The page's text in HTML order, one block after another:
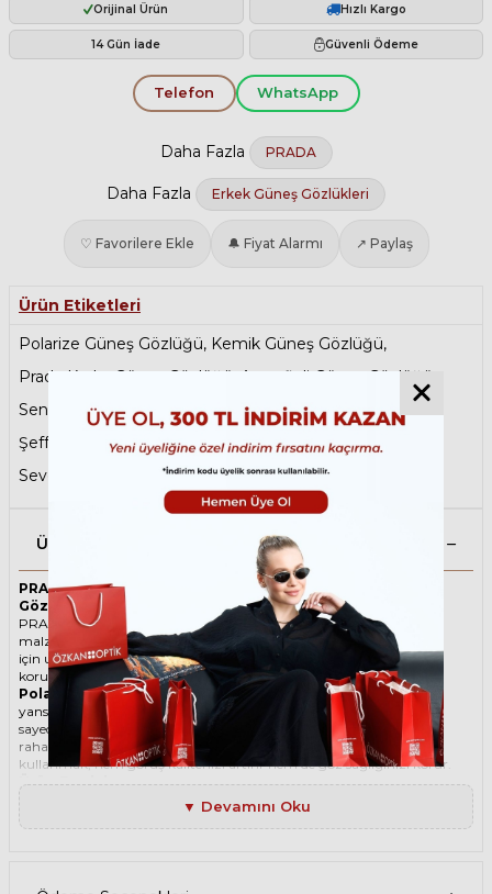
Orijinal Ürün Hızlı Kargo
14 Gün İade Güvenli Ödeme
Telefon WhatsApp
Daha Fazla PRADA
Daha Fazla Erkek Güneş Gözlükleri
♡ Favorilere Ekle 🔔 Fiyat Alarmı ↗ Paylaş
Ürün Etiketleri
Polarize Güneş Gözlüğü, Kemik Güneş Gözlüğü,
Prada Kadın Güneş Gözlüğü,Antrefleli Güneş Gözlüğü
Sene Sonu Fırsatları ,Prada Erkek Güneş Gözlüğü,
Şeffaf Güneş Gözlüğü,Oval Güneş Gözlüğü,
Sevgililer Gününe Özel,Babalar Günü
Ürün Açıklaması
PRADA 17YS 2AZ04D 49 Polarize Şeffaf Unisex Güneş
Gözlüğü
PRADA ikonik Oval Asetat güneş gözlüğü, tarzı ve kaliteli
malzemesi ile göz alıcı bir aksesuar. Hem erkekler hem de kadınlar
için uygun olan bu güneş gözlüğü, güneşin zararlı ışınlarından
korunmanızı sağlarken, stilinizi de yansıtır.
Polarize güneş gözlüğü , güneş ışınlarının yatay yüzeylerden
yansımasını engelleyen özel bir filtre içeren bir gözlük türüdür. Bu
sayede, gözlerinizin parlama, yansıma, kamaşma gibi
rahatsızlıklardan korunmasını sağlar. Polarize güneş gözlüğü
kullanmak, hem görüş kalitenizi artırır hem de göz sağlığınızı korur.
Ürün Faydaları
• PRADA 17YS 2AZ04D 49 Polarize Şeffaf Unisex güneş gözlüğü,
yüksek kaliteli Asetat çerçeveye ve Kristal lense sahiptir. Bu
malzemeler, güneş gözlüğünüzün uzun ömürlü, dayanıklı ve
%100 UV koruması sunar. Bu sayede, gözlerinizi güneşin zararlı
▼ Devamını Oku